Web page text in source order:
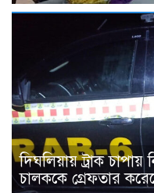
দিঘলিয়ায় ট্রাক
চালককে গ্রেফতার